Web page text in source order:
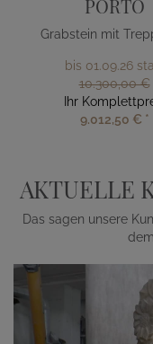
PORTO
bis 01.09.26
10.300,00 €
Ihr
9.012,50 € *
AKTUELLE
Das sagen unsere